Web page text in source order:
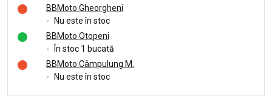
BBMoto Gheorgheni
- Nu este în stoc
BBMoto Otopeni
-
În stoc 1 bucată
BBMoto Câmpulung M.
- Nu este în stoc